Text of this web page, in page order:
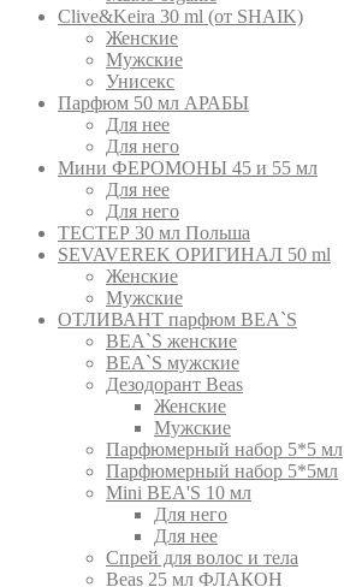
Clive&Keira 30 ml (от SHAIK)
Женские
Мужские
Унисекс
Парфюм 50 мл АРАБЫ
Для нее
Для него
Мини ФЕРОМОНЫ 45 и 55 мл
Для нее
Для него
ТЕСТЕР 30 мл Польша
SEVAVEREK ОРИГИНАЛ 50 ml
Женские
Мужские
ОТЛИВАНТ парфюм BEA`S
BEA`S женские
BEA`S мужские
Дезодорант Beas
Женские
Мужские
Парфюмерный набор 5*5 мл
Парфюмерный набор 5*5мл
Mini BEA'S 10 мл
Для него
Для нее
Спрей для волос и тела
Beas 25 мл ФЛАКОН